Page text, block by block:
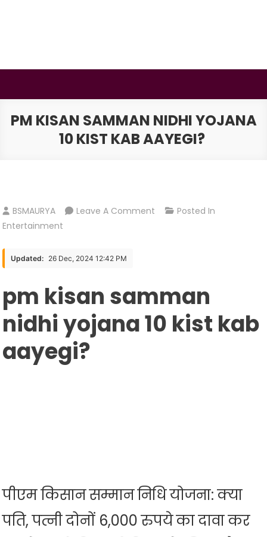
PM KISAN SAMMAN NIDHI YOJANA
10 KIST KAB AAYEGI?
BSMAURYA Leave A Comment On
Kist
Kab
Posted In
Entertainment
Updated: 26 Dec, 2024 12:42 PM
pm kisan samman
nidhi yojana 10 kist kab
aayegi?
पीएम किसान सम्मान निधि योजना: क्या
पति, पत्नी दोनों 6,000 रुपये का दावा कर